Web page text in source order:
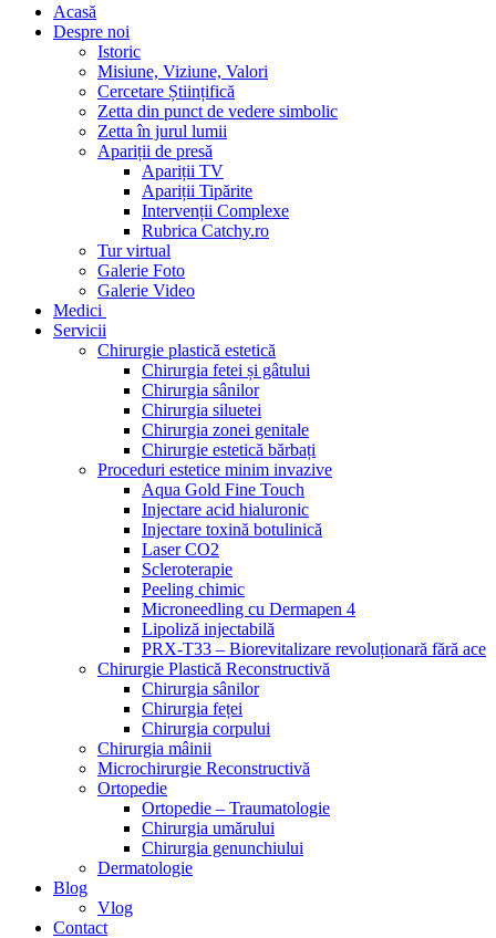
Acasă
Despre noi
Istoric
Misiune, Viziune, Valori
Cercetare Științifică
Zetta din punct de vedere simbolic
Zetta în jurul lumii
Apariții de presă
Apariții TV
Apariții Tipărite
Intervenții Complexe
Rubrica Catchy.ro
Tur virtual
Galerie Foto
Galerie Video
Medici
Servicii
Chirurgie plastică estetică
Chirurgia fetei și gâtului
Chirurgia sânilor
Chirurgia siluetei
Chirurgia zonei genitale
Chirurgie estetică bărbați
Proceduri estetice minim invazive
Aqua Gold Fine Touch
Injectare acid hialuronic
Injectare toxină botulinică
Laser CO2
Scleroterapie
Peeling chimic
Microneedling cu Dermapen 4
Lipoliză injectabilă
PRX-T33 – Biorevitalizare revoluționară fără ace
Chirurgie Plastică Reconstructivă
Chirurgia sânilor
Chirurgia feței
Chirurgia corpului
Chirurgia mâinii
Microchirurgie Reconstructivă
Ortopedie
Ortopedie – Traumatologie
Chirurgia umărului
Chirurgia genunchiului
Dermatologie
Blog
Vlog
Contact